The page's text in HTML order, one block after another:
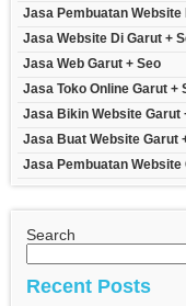
Jasa Pembuatan Website
Jasa Website Di Garut +
Jasa Web Garut + Seo
Jasa Toko Online Garut +
Jasa Bikin Website Garut
Jasa Buat Website Garut
Jasa Pembuatan Website
Search
Recent Posts